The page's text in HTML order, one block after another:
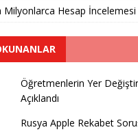
Milyonlarca Hesap İncelemesi
Öğretmenlerin Yer
Açıklandı
Rusya Apple Rekabet